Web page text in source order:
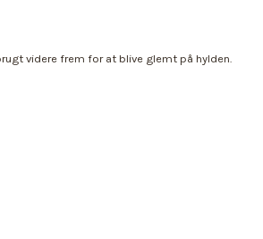
videre frem for at blive glemt på hylden.